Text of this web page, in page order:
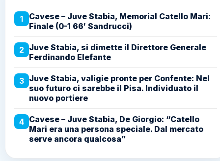
1
Cavese – Juve Stabia, Memorial Catello Mari:
Finale (0-1 66′ Sandrucci)
2 Juve Stabia, si dimette il Direttore Generale
Ferdinando Elefante
3 Juve Stabia, valigie pronte per Confente: Nel
suo futuro ci sarebbe il Pisa. Individuato il
nuovo portiere
4 Cavese – Juve Stabia, De Giorgio: “Catello
Mari era una persona speciale. Dal mercato
serve ancora qualcosa”